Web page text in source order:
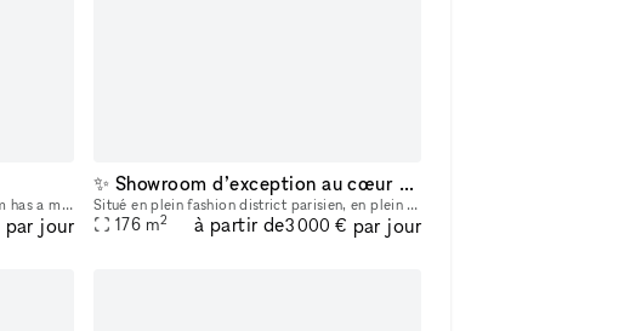
On the first floor, the Monoplano room has a minimalist flavour , standing out for its clean lines and trusses which, when overlapped, form a suggestive interweaving of diagonal elements . The abs
par jour
✨ Showroom d’exception au cœur du Marais – Paris ✨
Situé en plein fashion district parisien, en plein centre-ville, cet espace unique offre un cadre idéal pour vos showrooms, expositions de mode, installations artistiques ou présentations de produit
176 m2 à partir de3 000 € par jour